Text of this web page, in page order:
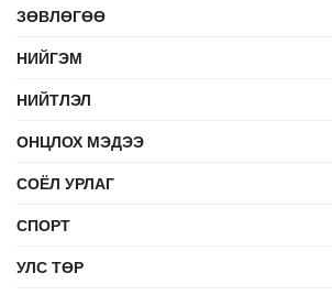
ЗӨВЛӨГӨӨ
НИЙГЭМ
НИЙТЛЭЛ
ОНЦЛОХ МЭДЭЭ
СОЁЛ УРЛАГ
СПОРТ
УЛС ТӨР